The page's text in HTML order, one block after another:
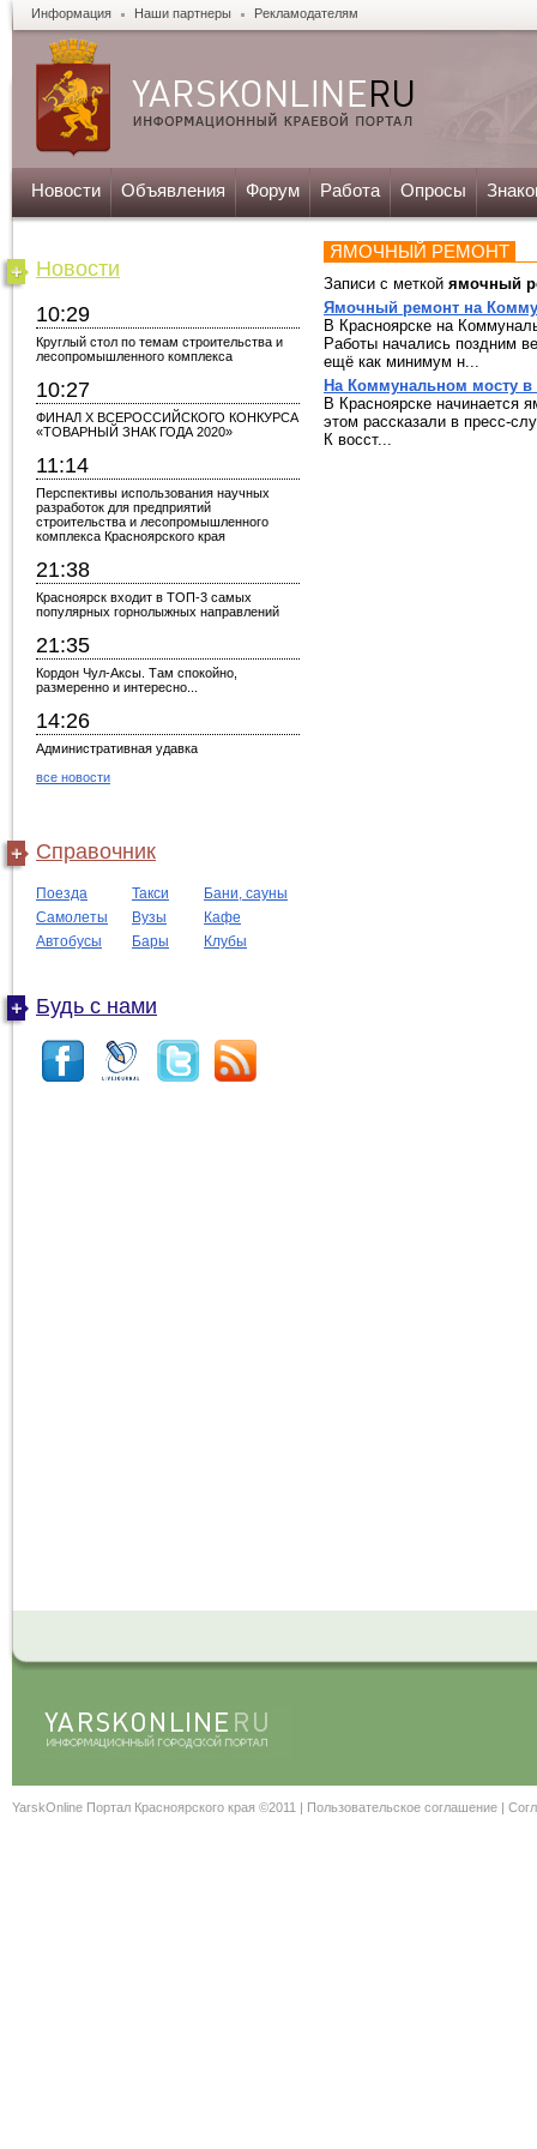
Информация Наши партнеры Рекламодателям
Новости Объявления Форум Работа Опросы
Новости
10:29
Круглый стол по темам строительства и
лесопромышленного комплекса
10:27
ФИНАЛ X ВСЕРОССИЙСКОГО КОНКУРСА
«ТОВАРНЫЙ ЗНАК ГОДА 2020»
11:14
Перспективы использования научных
разработок для предприятий
строительства и лесопромышленного
комплекса Красноярского края
21:38
Красноярск входит в ТОП-3 самых
популярных горнолыжных направлений
21:35
Кордон Чул-Аксы. Там спокойно,
размеренно и интересно...
14:26
Административная удавка
все новости
Справочник
Поезда Такси
Бани, сауны
Самолеты
Вузы
Кафе
Автобусы
Бары Клубы
Будь с нами
ЯМОЧНЫЙ РЕМОНТ
Записи с меткой ямочный
Ямочный ремонт на
В Красноярске на
Работы начались поздним
ещё как минимум н...
На Коммунальном мосту
В Красноярске начинается
этом рассказали в пресс-
К восст...
YarskOnline Портал Красноярского края ©2011 | Пользовательское соглашение |